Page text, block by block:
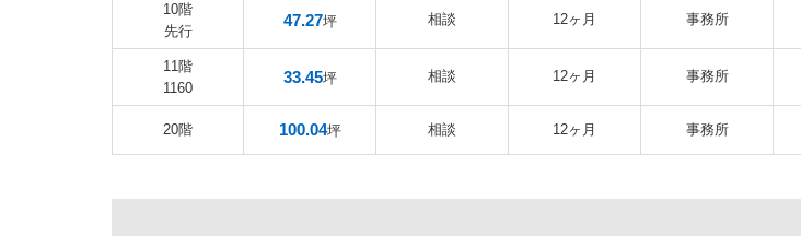
10階
先行
47.27坪 相談 12ヶ月 事務所
11階
1160
33.45坪 相談 12ヶ月 事務所
20階 100.04坪 相談 12ヶ月 事務所